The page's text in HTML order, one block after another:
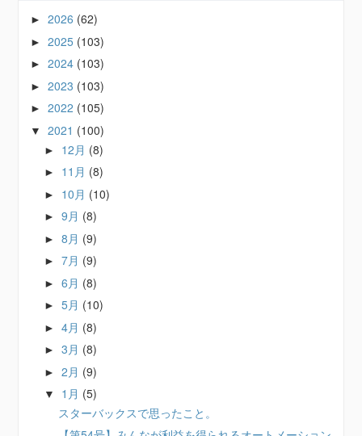
►2026 (62)
►2025 (103)
►2024 (103)
►2023 (103)
►2022 (105)
▼2021 (100)
► 12月 (8)
► 11月 (8)
► 10月 (10)
►9月 (8)
►8月 (9)
►7月 (9)
►6月 (8)
►5月 (10)
►4月 (8)
►3月 (8)
►2月 (9)
▼ 1月 (5)
スターバックスで思ったこと。